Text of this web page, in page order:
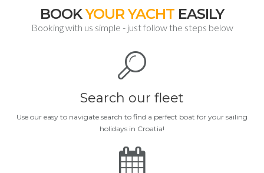
BOOKYOUR YACHT EASILY
Booking with us simple - just follow the steps below
Search our fleet
Use our easy to navigate search to find a perfect boat for your sailing
holidays in Croatia!